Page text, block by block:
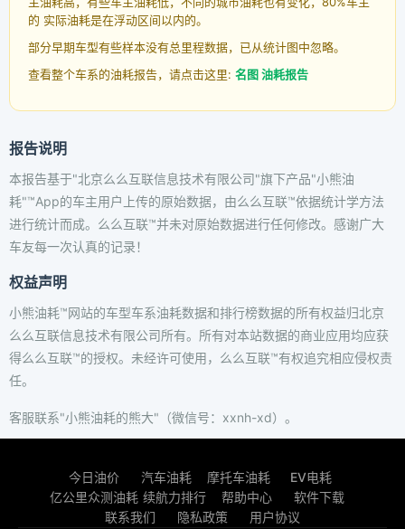
的 实际油耗是在浮动区间以内的。
部分早期车型有些样本没有总里程数据，已从统计图中忽略。
查看整个车系的油耗报告，请点击这里: 名图 油耗报告
报告说明
本报告基于"北京么么互联信息技术有限公司"旗下产品"小熊油
耗"™App的车主用户上传的原始数据，由么么互联™依据统计学方法
进行统计而成。么么互联™并未对原始数据进行任何修改。感谢广大
车友每一次认真的记录！
权益声明
小熊油耗™网站的车型车系油耗数据和排行榜数据的所有权益归北京
么么互联信息技术有限公司所有。所有对本站数据的商业应用均应获
得么么互联™的授权。未经许可使用，么么互联™有权追究相应侵权责
任。
客服联系"小熊油耗的熊大"（微信号：xxnh-xd）。
今日油价 汽车油耗 摩托车油耗
EV电耗
亿公里众测油耗 续航力排行 帮助中心
软件下载
联系我们
隐私政策 用户协议